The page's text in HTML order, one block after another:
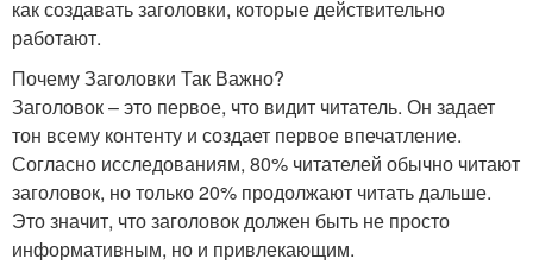
как создавать заголовки, которые действительно
работают.
Почему Заголовки Так Важно?
Заголовок – это первое, что видит читатель. Он задает
тон всему контенту и создает первое впечатление.
Согласно исследованиям, 80% читателей обычно читают
заголовок, но только 20% продолжают читать дальше.
Это значит, что заголовок должен быть не просто
информативным, но и привлекающим.